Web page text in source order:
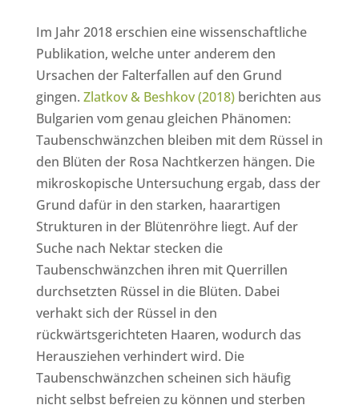
Im Jahr 2018 erschien eine wissenschaftliche
Publikation, welche unter anderem den
Ursachen der Falterfallen auf den Grund
gingen. Zlatkov & Beshkov (2018)berichten aus
Bulgarien vom genau gleichen Phänomen:
Taubenschwänzchen bleiben mit dem Rüssel in
den Blüten der Rosa Nachtkerzen hängen. Die
mikroskopische Untersuchung ergab, dass der
Grund dafür in den starken, haarartigen
Strukturen in der Blütenröhre liegt. Auf der
Suche nach Nektar stecken die
Taubenschwänzchen ihren mit Querrillen
durchsetzten Rüssel in die Blüten. Dabei
verhakt sich der Rüssel in den
rückwärtsgerichteten Haaren, wodurch das
Herausziehen verhindert wird. Die
Taubenschwänzchen scheinen sich häufig
nicht selbst befreien zu können und sterben